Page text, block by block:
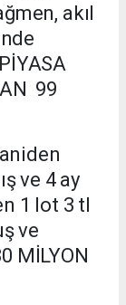
akıl
99
ve 4 ay
1 lot 3 tl
ve
MİLYON